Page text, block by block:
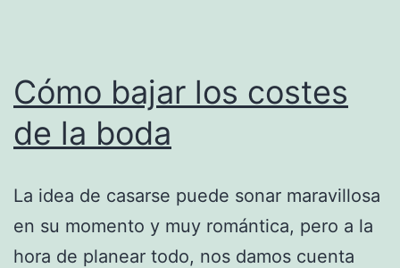
Cómo bajar los costes
de la boda
La idea de casarse puede sonar maravillosa
en su momento y muy romántica, pero a la
hora de planear todo, nos damos cuenta